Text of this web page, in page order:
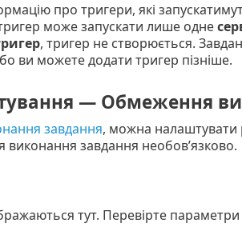
про тригери, які
може запускати лише одне
, тригер не створюється.
ви можете додати тригер пізніше.
— Обмеження
завдання, можна налаштувати
завдання необов’язково.
тут. Перевірте параметри